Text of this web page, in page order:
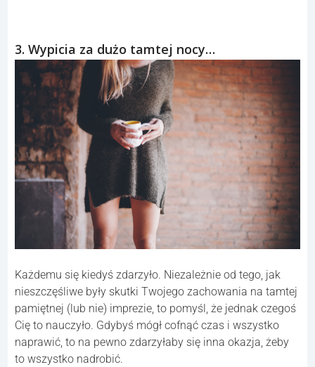
3. Wypicia za dużo tamtej nocy…
Każdemu się kiedyś zdarzyło. Niezależnie od tego, jak
nieszczęśliwe były skutki Twojego zachowania na tamtej
pamiętnej (lub nie) imprezie, to pomyśl, że jednak czegoś
Cię to nauczyło. Gdybyś mógł cofnąć czas i wszystko
naprawić, to na pewno zdarzyłaby się inna okazja, żeby
to wszystko nadrobić.